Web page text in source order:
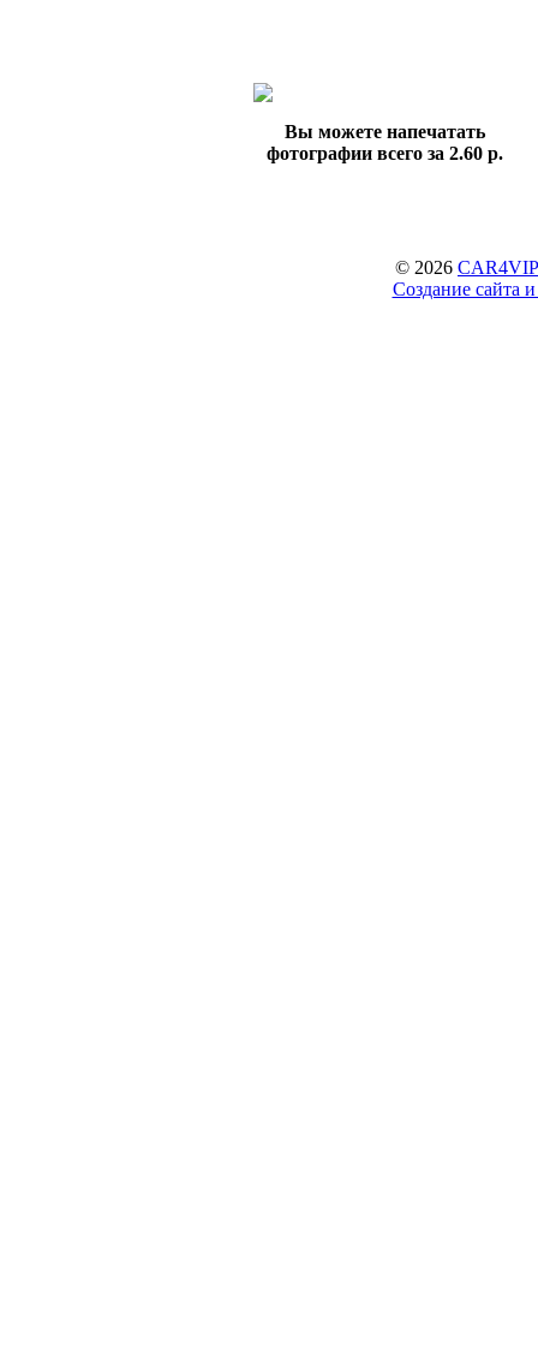
Вы можете напечатать
фотографии всего за 2.60 р.
© 2026
Создание сайта